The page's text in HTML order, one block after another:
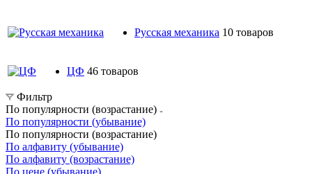
Русская механика 10 товаров
ЦФ 46 товаров
Фильтр
По популярности (возрастание)
По популярности (убывание)
По популярности (возрастание)
По алфавиту (убывание)
По алфавиту (возрастание)
По цене (убывание)